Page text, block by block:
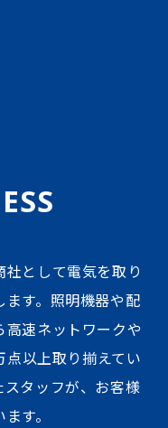
として電気を取り
す。照明機器や配
速ネットワークや
以上取り揃えてい
タッフが、お客様
す。